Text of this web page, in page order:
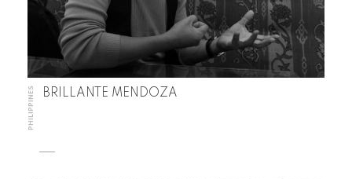
PHILIPPINES BRILLANTE MENDOZA